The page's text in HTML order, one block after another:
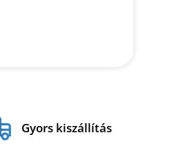
Gyors kiszállítás